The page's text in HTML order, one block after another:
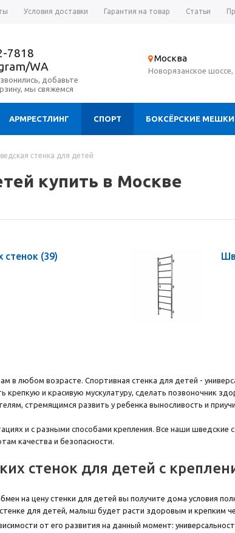
Условия доставки Гарантия на товар Статьи
7818
WA
добавьте
мы свяжемся
Москва
Новорязанское шоссе,
АРМРЕСТЛИНГ СПОРТ БОКСЁРСКИЕ МЕШКИ
стенка для детей
купить в Москве
стенок (39)
в любом возрасте. Спортивная стенка для детей -
крепкую и красивую мускулатуру, сделать позвоночник
стремящимся развить у ребенка выносливость и
и с разными способами крепления. Все наши шведские
качества и безопасности.
стенок для детей с
на цену стенки для детей вы получите дома условия
для детей, малыш будет расти здоровым и крепким
от его развития на данный момент: